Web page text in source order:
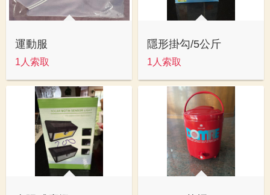
運動服
1人索取
隱形掛勾/5公斤
1人索取